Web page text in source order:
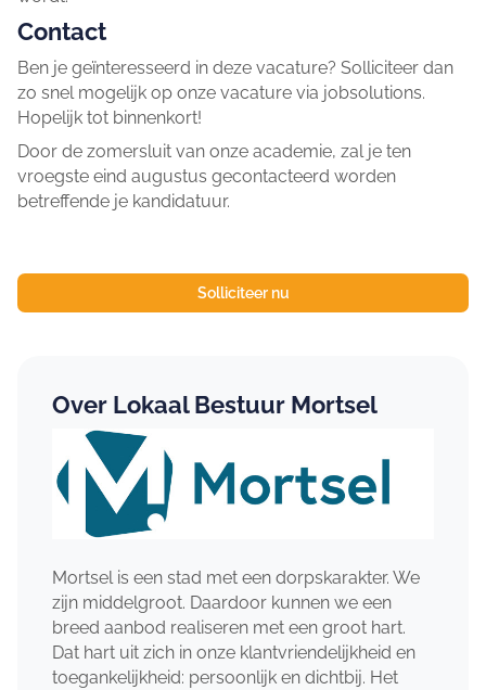
Contact
Ben je geïnteresseerd in deze vacature? Solliciteer dan
zo snel mogelijk op onze vacature via jobsolutions.
Hopelijk tot binnenkort!
Door de zomersluit van onze academie, zal je ten
vroegste eind augustus gecontacteerd worden
betreffende je kandidatuur.
Solliciteer nu
Over Lokaal Bestuur Mortsel
Mortsel is een stad met een dorpskarakter. We
zijn middelgroot. Daardoor kunnen we een
breed aanbod realiseren met een groot hart.
Dat hart uit zich in onze klantvriendelijkheid en
toegankelijkheid: persoonlijk en dichtbij. Het